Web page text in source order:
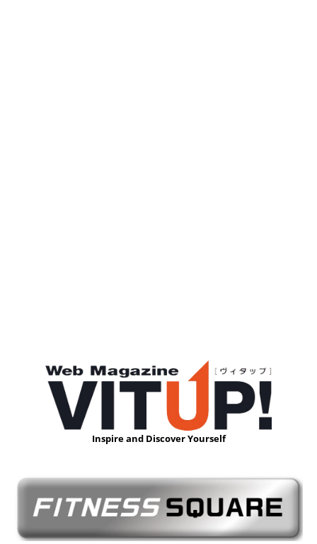
Inspire and Discover Yourself